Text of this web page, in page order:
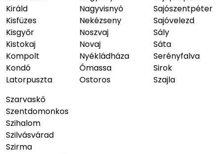
Királd
Kisfüzes
Kisgyőr
Kistokaj
Kompolt
Kondó
Latorpuszta
Nagyvisnyó
Nekézseny
Noszvaj
Novaj
Nyékládháza
Ómassa
Ostoros
Sajószentpéter
Sajóvelezd
Sály
Sáta
Serényfalva
Sirok
Szajla
Szarvaskő
Szentdomonkos
Szihalom
Szilvásvárad
Szirma